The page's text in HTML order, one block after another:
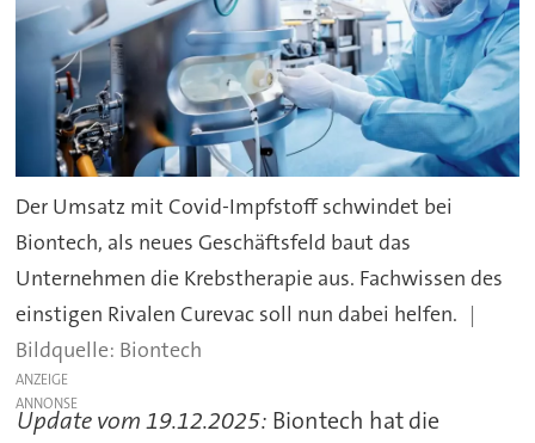
Der Umsatz mit Covid-Impfstoff schwindet bei
Biontech, als neues Geschäftsfeld baut das
Unternehmen die Krebstherapie aus. Fachwissen des
einstigen Rivalen Curevac soll nun dabei helfen.
Biontech
ANZEIGE
Update vom 19.12.2025: Biontech hat die